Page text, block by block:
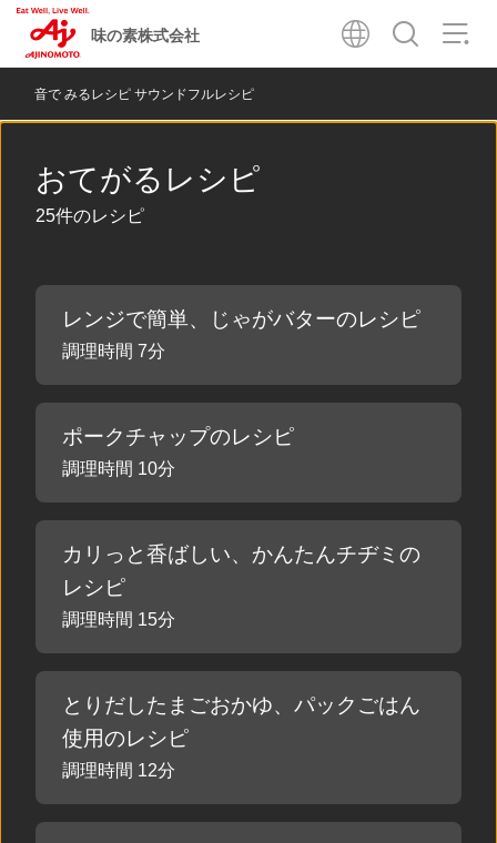
味の素株式会社
音で みるレシピ サウンドフルレシピ
おてがるレシピ
25件のレシピ
レンジで簡単、じゃがバターのレシピ
調理時間 7分
ポークチャップのレシピ
調理時間 10分
カリっと香ばしい、かんたんチヂミの
レシピ
調理時間 15分
とりだしたまごおかゆ、パックごはん
使用のレシピ
調理時間 12分